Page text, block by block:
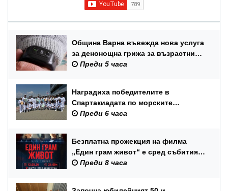
Община Варна въвежда нова услуга
за денонощна грижа за възрастни
хора и лица с трайни увреждания
Преди 5 часа
Наградиха победителите в
Спартакиадата по морските
спортове на Военноморските сили
Преди 6 часа
Безплатна прожекция на филма
„Един грам живот“ е сред събитията
за Международния ден на младежта
Преди 8 часа